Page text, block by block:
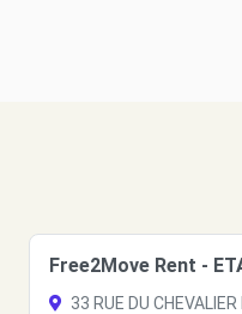
Free2Move Rent -
33 RUE DU